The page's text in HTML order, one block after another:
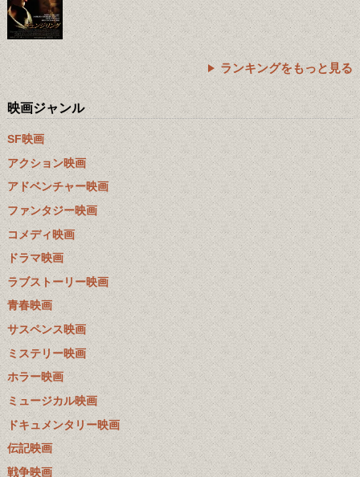
ランキングをもっと見る
映画ジャンル
SF映画
アクション映画
アドベンチャー映画
ファンタジー映画
コメディ映画
ドラマ映画
ラブストーリー映画
青春映画
サスペンス映画
ミステリー映画
ホラー映画
ミュージカル映画
ドキュメンタリー映画
伝記映画
戦争映画